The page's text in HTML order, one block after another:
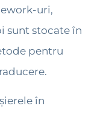
uri,
sunt stocate în
pentru
în